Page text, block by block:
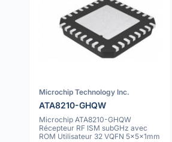
Microchip Technology Inc.
ATA8210-GHQW
Microchip ATA8210-GHQW
Récepteur RF ISM subGHz avec
ROM Utilisateur 32 VQFN 5x5x1mm